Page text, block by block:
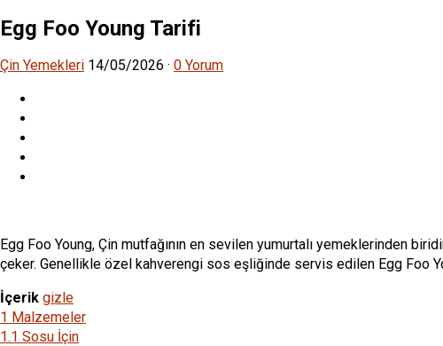
Egg Foo Young Tarifi
Çin Yemekleri 14/05/2026 · 0 Yorum
Egg Foo Young, Çin mutfağının en sevilen yumurtalı yemeklerinden
çeker. Genellikle özel kahverengi sos eşliğinde servis edilen Egg Foo
İçerik gizle
1 Malzemeler
1.1 Sosu İçin